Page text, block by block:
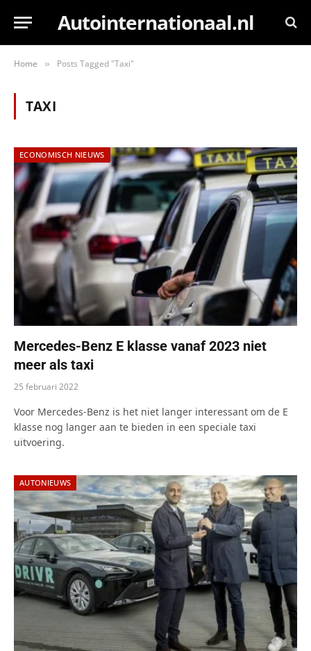
Autointernationaal.nl
Home » Posts Tagged "Taxi"
TAXI
ECONOMISCH NIEUWS
Mercedes-Benz E klasse vanaf 2023 niet
meer als taxi
25 februari 2022
Voor Mercedes-Benz is het niet langer interessant om de E
klasse nog langer aan te bieden in een speciale taxi
uitvoering.
AUTONIEUWS